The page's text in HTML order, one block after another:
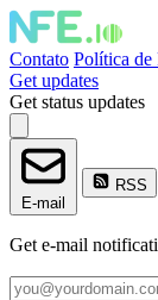
Contato Política de
Get updates
Get status updates
E-mail
RSS
Get e-mail